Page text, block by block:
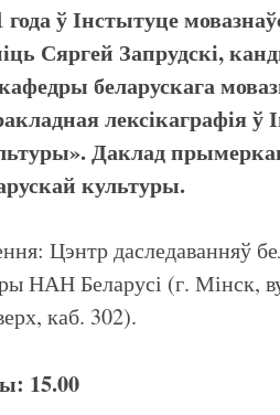
ў Інстытуце
Сяргей Запрудскі,
беларускага
лексікаграфія ў
Даклад
культуры.
Цэнтр даследаванняў
НАН Беларусі (г. Мінск,
каб. 302).
15.00